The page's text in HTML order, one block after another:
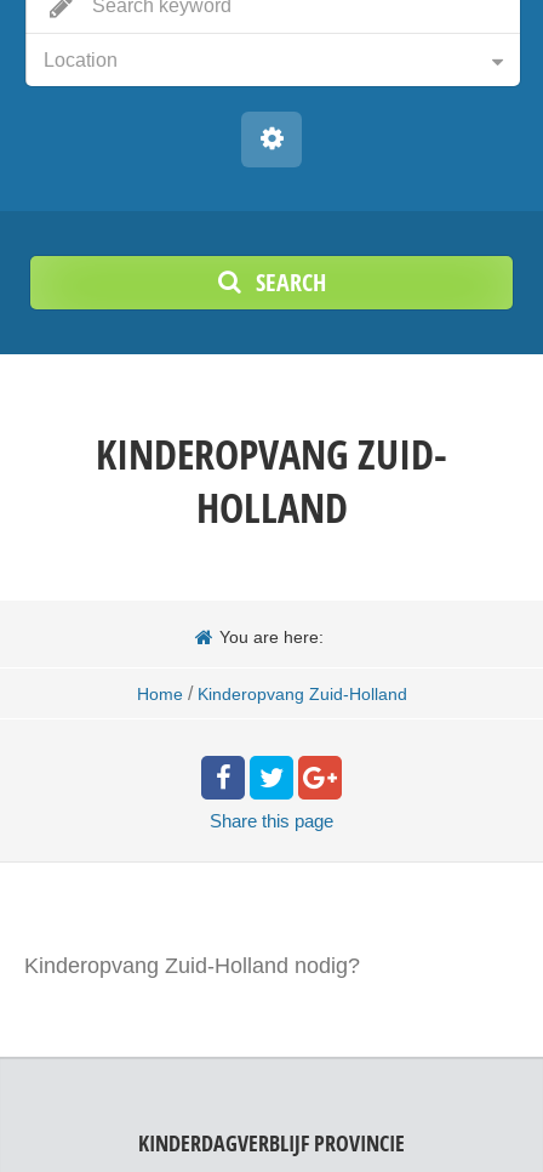
Location
SEARCH
KINDEROPVANG ZUID-
HOLLAND
You are here:
Home / Kinderopvang Zuid-Holland
Share this page
Kinderopvang Zuid-Holland nodig?
KINDERDAGVERBLIJF PROVINCIE